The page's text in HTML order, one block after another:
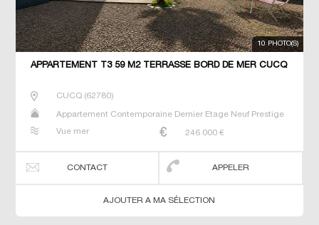
10 PHOTO(S)
APPARTEMENT T3 59 M2 TERRASSE BORD DE MER CUCQ
CUCQ(62780)
Appartement Contemporaine Dernier Etage Neuf Prestige
Vue mer
246 000 €
CONTACT APPELER
AJOUTER A MA SÉLECTION